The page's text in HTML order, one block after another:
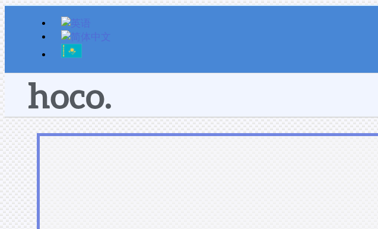
跳
至
内
容